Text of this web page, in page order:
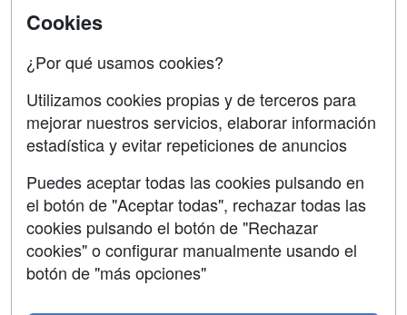
Acceso Centros
Contactar
Confidencialidad
Aviso legal
Copyleft
Cookies
¿Por qué usamos cookies?
Utilizamos cookies propias y de terceros para
mejorar nuestros servicios, elaborar información
estadística y evitar repeticiones de anuncios
Puedes aceptar todas las cookies pulsando en
el botón de "Aceptar todas", rechazar todas las
cookies pulsando el botón de "Rechazar
cookies" o configurar manualmente usando el
botón de "más opciones"